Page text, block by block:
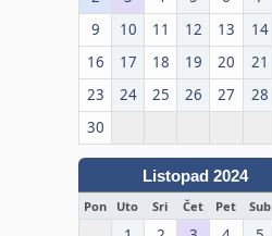
9
10 11 12 13 14
16
17 18 19 20 21
23
24 25 26 27 28
30
Listopad 2024
Pon Uto Sri Čet Pet Sub